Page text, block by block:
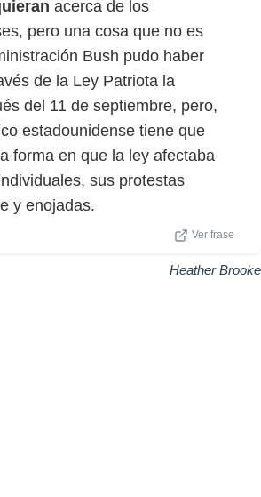
acerca de los
pero una cosa que no es
Bush pudo haber
de la Ley Patriota la
del 11 de septiembre, pero,
estadounidense tiene que
forma en que la ley afectaba
sus protestas
y enojadas.
Ver frase
Heather Brooke